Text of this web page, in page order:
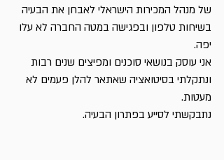
של מנהל המכירות הישראלי לאבחן את הבעיה
בשיחות טלפון ובפגישה במטה החברה לא עלו
יפה.
אני עוסק בנושאי סוכנים ומפיצים שנים רבות
ונתקלתי בסיטואציה שאתאר להלן פעמים לא
מעטות.
נתבקשתי לסייע בפתרון הבעיה.